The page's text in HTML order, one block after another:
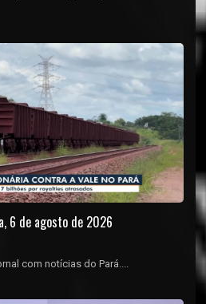
6 de agosto de 2026
com notícias do Pará....